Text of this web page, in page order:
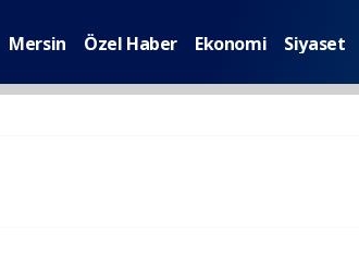
Mersin Özel Haber Ekonomi Siyaset